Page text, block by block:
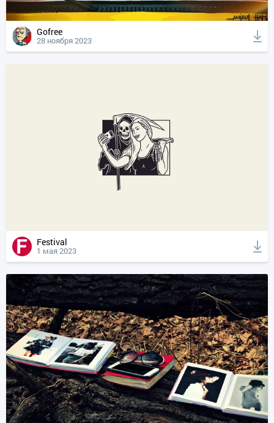
Gofree
28 ноября 2023
Festival
1 мая 2023